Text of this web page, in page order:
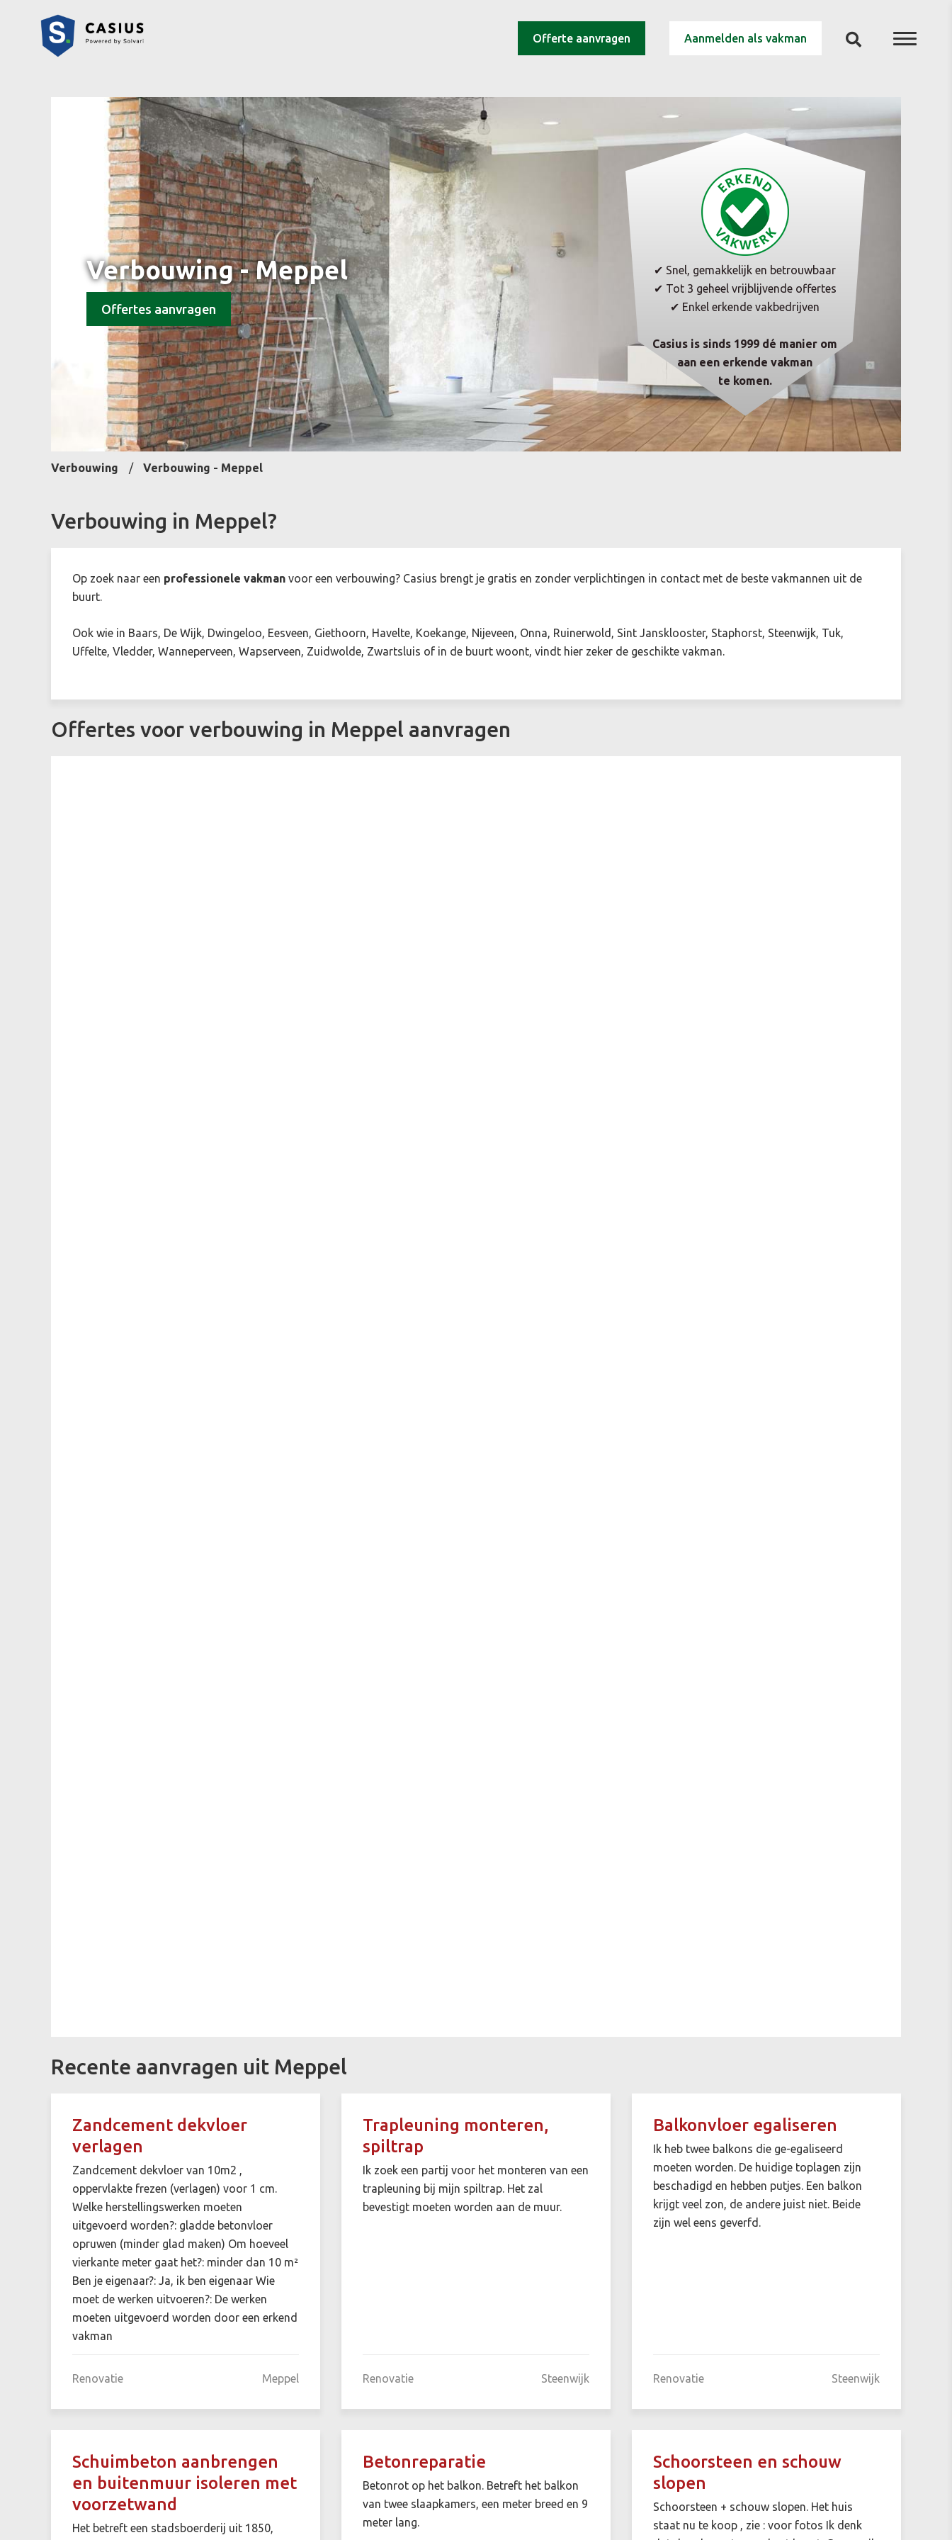
Offerte aanvragen Aanmelden als vakman
Verbouwing - Meppel
Offertes aanvragen
✔ Snel, gemakkelijk en betrouwbaar
✔ Tot 3 geheel vrijblijvende offertes
✔ Enkel erkende vakbedrijven
Casius is sinds 1999 dé manier om
aan een erkende vakman
te komen.
Verbouwing Verbouwing - Meppel
Verbouwing in Meppel?
Op zoek naar een professionele vakman voor een verbouwing? Casius brengt je gratis en zonder verplichtingen in contact met de beste vakmannen uit de
buurt.
Ook wie in Baars, De Wijk, Dwingeloo, Eesveen, Giethoorn, Havelte, Koekange, Nijeveen, Onna, Ruinerwold, Sint Jansklooster, Staphorst, Steenwijk, Tuk,
Uffelte, Vledder, Wanneperveen, Wapserveen, Zuidwolde, Zwartsluis of in de buurt woont, vindt hier zeker de geschikte vakman.
Offertes voor verbouwing in Meppel aanvragen
Recente aanvragen uit Meppel
Zandcement dekvloer
verlagen
Zandcement dekvloer van 10m2 ,
oppervlakte frezen (verlagen) voor 1 cm.
Welke herstellingswerken moeten
uitgevoerd worden?: gladde betonvloer
opruwen (minder glad maken) Om hoeveel
vierkante meter gaat het?: minder dan 10 m²
Ben je eigenaar?: Ja, ik ben eigenaar Wie
moet de werken uitvoeren?: De werken
moeten uitgevoerd worden door een erkend
vakman
Renovatie Meppel
Trapleuning monteren,
spiltrap
Ik zoek een partij voor het monteren van een
trapleuning bij mijn spiltrap. Het zal
bevestigt moeten worden aan de muur.
Renovatie Steenwijk
Balkonvloer egaliseren
Ik heb twee balkons die ge-egaliseerd
moeten worden. De huidige toplagen zijn
beschadigd en hebben putjes. Een balkon
krijgt veel zon, de andere juist niet. Beide
zijn wel eens geverfd.
Renovatie Steenwijk
Schuimbeton aanbrengen
en buitenmuur isoleren met
voorzetwand
Het betreft een stadsboerderij uit 1850,
Betonreparatie
Betonrot op het balkon. Betreft het balkon
van twee slaapkamers, een meter breed en 9
meter lang.
Schoorsteen en schouw
slopen
Schoorsteen + schouw slopen. Het huis
staat nu te koop , zie : voor fotos Ik denk